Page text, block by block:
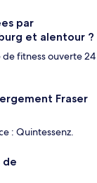
par
et alentour ?
de fitness ouverte 24
Fraser
: Quintessenz.
de